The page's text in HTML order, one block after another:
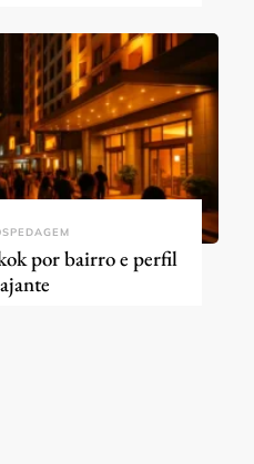
por bairro e perfil